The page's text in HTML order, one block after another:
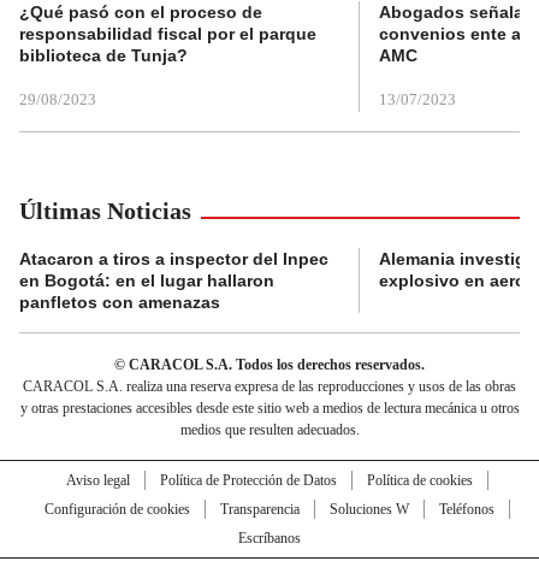
¿Qué pasó con el proceso de
responsabilidad fiscal por el parque
biblioteca de Tunja?
29/08/2023
Abogados
convenios ente
AMC
13/07/2023
Últimas Noticias
Atacaron a tiros a inspector del Inpec
en Bogotá: en el lugar hallaron
panfletos con amenazas
Alemania
explosivo en
© CARACOL S.A. Todos los derechos reservados.
CARACOL S.A. realiza una reserva expresa de las reproducciones y usos de las obras
y otras prestaciones accesibles desde este sitio web a medios de lectura mecánica u otros
medios que resulten adecuados.
Aviso legal Política de Protección de Datos
Política de cookies
Configuración de cookies
Transparencia Soluciones W
Teléfonos
Escríbanos